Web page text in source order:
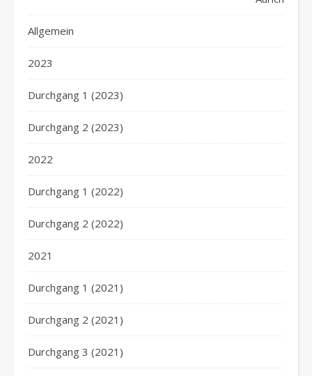
Allgemein
2023
Durchgang 1 (2023)
Durchgang 2 (2023)
2022
Durchgang 1 (2022)
Durchgang 2 (2022)
2021
Durchgang 1 (2021)
Durchgang 2 (2021)
Durchgang 3 (2021)